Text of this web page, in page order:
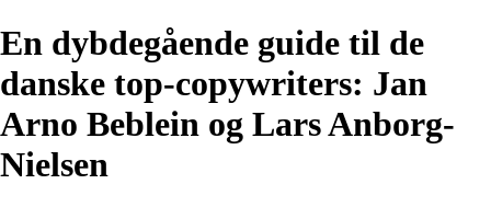
En dybdegående guide til de
danske top-copywriters: Jan
Arno Beblein og Lars Anborg-
Nielsen